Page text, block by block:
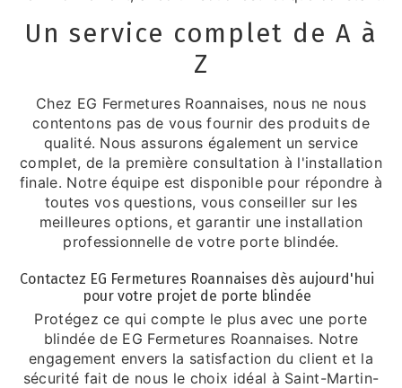
Un service complet de A à
Z
Chez EG Fermetures Roannaises, nous ne nous
contentons pas de vous fournir des produits de
qualité. Nous assurons également un service
complet, de la première consultation à l'installation
finale. Notre équipe est disponible pour répondre à
toutes vos questions, vous conseiller sur les
meilleures options, et garantir une installation
professionnelle de votre porte blindée.
Contactez EG Fermetures Roannaises dès aujourd'hui
pour votre projet de porte blindée
Protégez ce qui compte le plus avec une porte
blindée de EG Fermetures Roannaises. Notre
engagement envers la satisfaction du client et la
sécurité fait de nous le choix idéal à Saint-Martin-